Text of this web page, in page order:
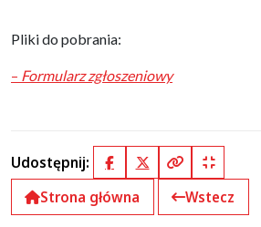
Pliki do pobrania:
– Formularz zgłoszeniowy
Udostępnij: FacebookX (Twitter)
Kopiuj pełny
Kopiuj
Strona główna
Wstecz